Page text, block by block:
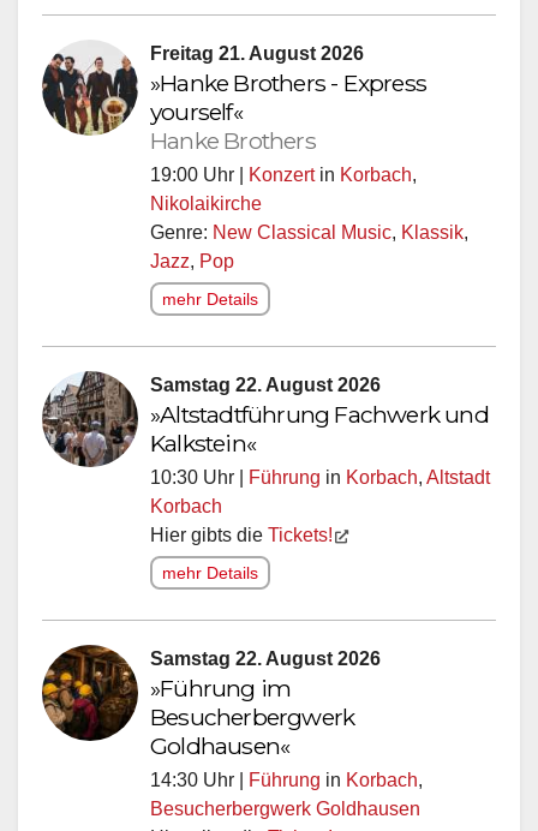
Freitag 21. August 2026
»Hanke Brothers - Express
yourself«
Hanke Brothers
19:00 Uhr | Konzertin Korbach,
Nikolaikirche
Genre: New Classical Music, Klassik,
Jazz, Pop
mehr Details
Samstag 22. August 2026
»Altstadtführung Fachwerk und
Kalkstein«
10:30 Uhr | Führung in Korbach, Altstadt
Korbach
Hier gibts die Tickets!
mehr Details
Samstag 22. August 2026
»Führung im
Besucherbergwerk
Goldhausen«
14:30 Uhr | Führung in Korbach,
Besucherbergwerk Goldhausen